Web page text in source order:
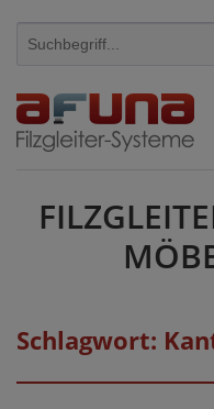
Skip
Schlagwort: